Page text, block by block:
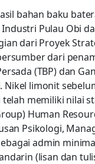
bahan baku
Pulau Obi
dari Proyek
dari
(TBP) dan
Nikel limonit
memiliki nilai
Human
Psikologi,
admin
(lisan dan